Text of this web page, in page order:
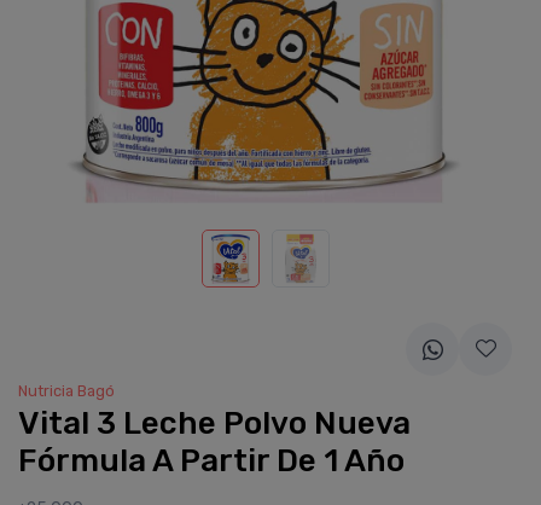
Nutricia Bagó
Vital 3 Leche Polvo Nueva
Fórmula A Partir De 1 Año